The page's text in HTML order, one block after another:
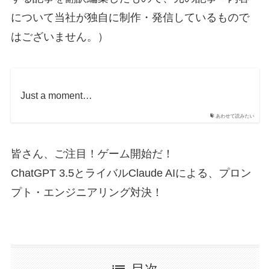
について当社が独自に制作・発信しているもので
はございません。）
あわせて読みたい
Just a moment…
皆さん、ご注目！ゲーム開始だ！
ChatGPT 3.5とライバルClaude AIによる、プロン
プト・エンジニアリング対決！